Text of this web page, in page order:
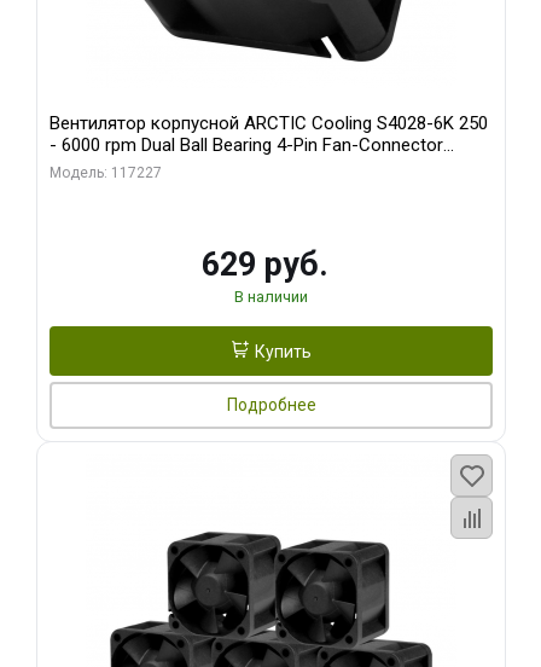
Вентилятор корпусной ARCTIC Cooling S4028-6K 250
- 6000 rpm Dual Ball Bearing 4-Pin Fan-Connector
(ACFAN00185A)
Модель: 117227
629 руб.
В наличии
Купить
Подробнее